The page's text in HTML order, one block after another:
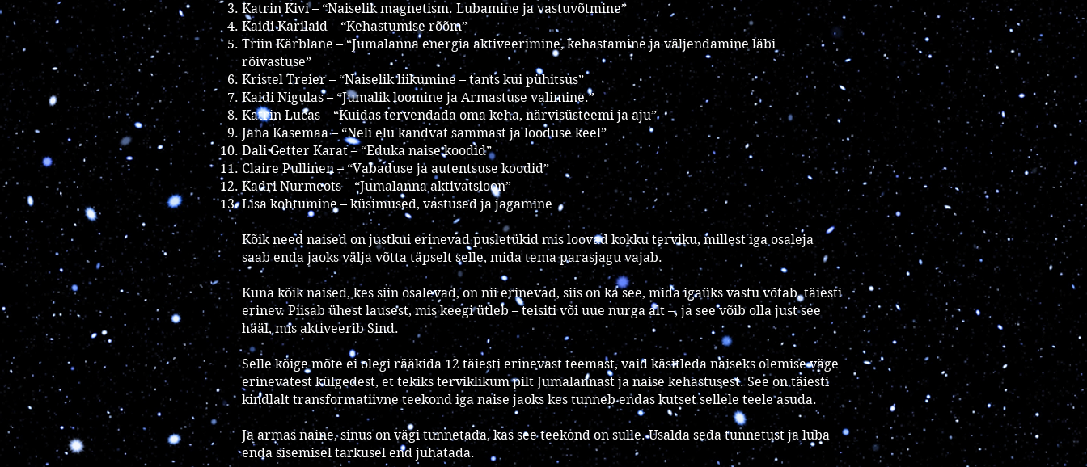
Katrin Kivi – “Naiselik magnetism. Lubamine ja vastuvõtmine”
Kaidi Karilaid – “Kehastumise rõõm”
Triin Kärblane – “Jumalanna energia aktiveerimine, kehastamine ja väljendamine läbi
rõivastuse”
Kristel Treier – “Naiselik liikumine – tants kui pühitsus”
Kaidi Nigulas – “Jumalik loomine ja Armastuse valimine.”
Katrin Lucas – “Kuidas tervendada oma keha, närvisüsteemi ja aju”
Jana Kasemaa – “Neli elu kandvat sammast ja looduse keel”
Dali Getter Karat – “Eduka naise koodid”
Claire Pullinen – “Vabaduse ja autentsuse koodid”
Kadri Nurmeots – “Jumalanna aktivatsioon”
Lisa kohtumine – küsimused, vastused ja jagamine
Kõik need naised on justkui erinevad pusletükid mis loovad kokku terviku, millest iga osaleja
saab enda jaoks välja võtta täpselt selle, mida tema parasjagu vajab.
Kuna kõik naised, kes siin osalevad, on nii erinevad, siis on ka see, mida igaüks vastu võtab, täiesti
erinev. Piisab ühest lausest, mis keegi ütleb – teisiti või uue nurga alt –, ja see võib olla just see
hääl, mis aktiveerib Sind.
Selle kõige mõte ei olegi rääkida 12 täiesti erinevast teemast, vaid käsitleda naiseks olemise väge
erinevatest külgedest, et tekiks terviklikum pilt Jumalannast ja naise kehastusest. See on täiesti
kindlalt transformatiivne teekond iga naise jaoks kes tunneb endas kutset sellele teele asuda.
Ja armas naine, sinus on vägi tunnetada, kas see teekond on sulle. Usalda seda tunnetust ja luba
enda sisemisel tarkusel end juhatada.